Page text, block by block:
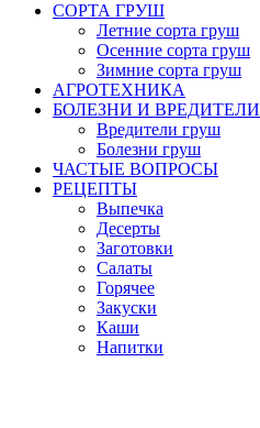
СОРТА ГРУШ
Летние сорта груш
Осенние сорта груш
Зимние сорта груш
АГРОТЕХНИКА
БОЛЕЗНИ И ВРЕДИТЕЛИ
Вредители груш
Болезни груш
ЧАСТЫЕ ВОПРОСЫ
РЕЦЕПТЫ
Выпечка
Десерты
Заготовки
Салаты
Горячее
Закуски
Каши
Напитки